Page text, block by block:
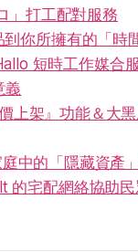
」打工配對服務
你所擁有的「時
短時工作媒合
義
上架』功能＆大
中的「隱藏資產
的宅配網絡協助